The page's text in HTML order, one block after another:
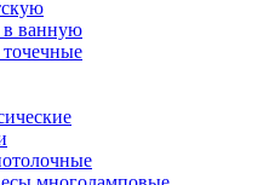
в ванную